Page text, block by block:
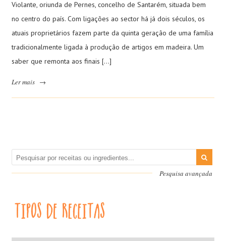
Violante, oriunda de Pernes, concelho de Santarém, situada bem
no centro do país. Com ligações ao sector há já dois séculos, os
atuais proprietários fazem parte da quinta geração de uma família
tradicionalmente ligada à produção de artigos em madeira. Um
saber que remonta aos finais […]
Ler mais →
Pesquisa avançada